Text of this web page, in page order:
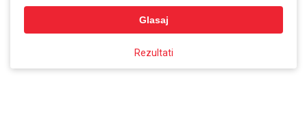
Glasaj
Rezultati